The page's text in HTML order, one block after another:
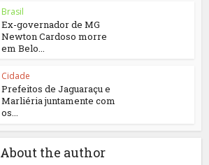
Brasil
Ex-governador de MG
Newton Cardoso morre
em Belo...
Cidade
Prefeitos de Jaguaraçu e
Marliéria juntamente com
os...
About the author